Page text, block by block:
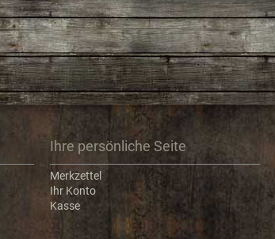
Ihre persönliche Seite
Merkzettel
Ihr Konto
Kasse